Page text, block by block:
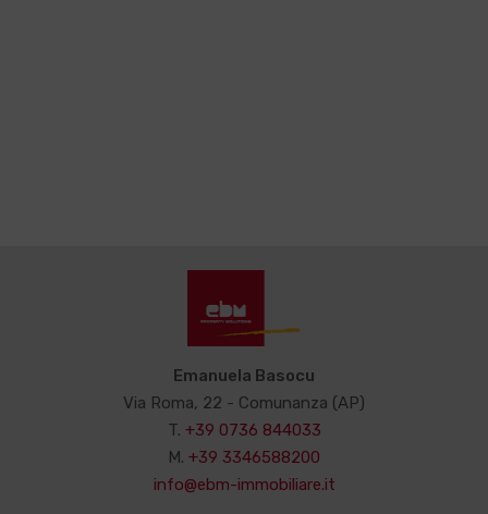
Emanuela Basocu
Via Roma, 22 - Comunanza (AP)
T. +39 0736 844033
M. +39 3346588200
info@ebm-immobiliare.it